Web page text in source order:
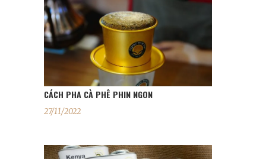
CÁCH PHA CÀ PHÊ PHIN NGON
27/11/2022